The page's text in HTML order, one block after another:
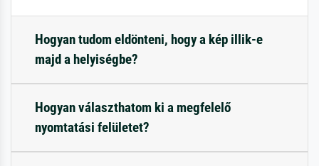
Hogyan tudom eldönteni, hogy a kép illik-e
majd a helyiségbe?
Hogyan választhatom ki a megfelelő
nyomtatási felületet?